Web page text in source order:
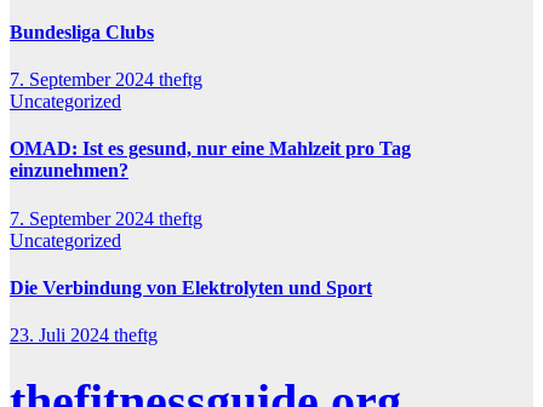
Bundesliga Clubs
7. September 2024 theftg
Uncategorized
OMAD: Ist es gesund, nur eine Mahlzeit pro Tag
einzunehmen?
7. September 2024 theftg
Uncategorized
Die Verbindung von Elektrolyten und Sport
23. Juli 2024 theftg